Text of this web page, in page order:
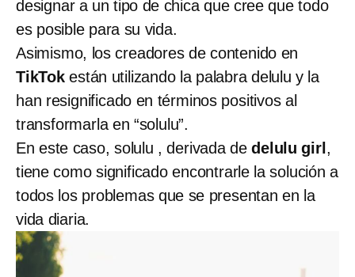
designar a un tipo de chica que cree que todo
es posible para su vida.
Asimismo, los creadores de contenido en
TikTokestán utilizando la palabra delulu y la
han resignificado en términos positivos al
transformarla en “solulu”.
En este caso, solulu , derivada dedelulu girl ,
tiene como significado encontrarle la solución a
todos los problemas que se presentan en la
vida diaria.